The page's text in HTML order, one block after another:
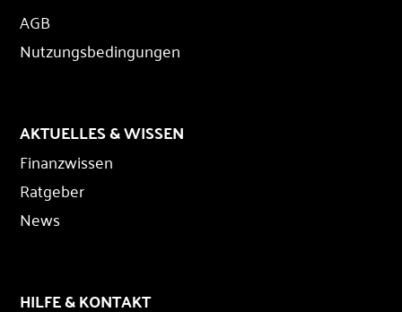
AGB
Nutzungsbedingungen
AKTUELLES & WISSEN
Finanzwissen
Ratgeber
News
HILFE & KONTAKT